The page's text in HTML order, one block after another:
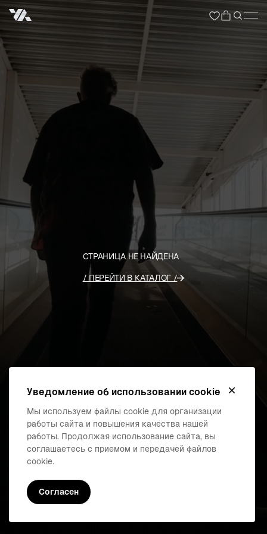
СТРАНИЦА НЕ НАЙДЕНА
/ ПЕРЕЙТИ В КАТАЛОГ /
Уведомление об использовании cookie
Мы используем файлы cookie для организации
работы сайта и повышения качества нашей
работы. Продолжая использование сайта, вы
соглашаетесь с приемом и передачей файлов
cookie.
Cогласен